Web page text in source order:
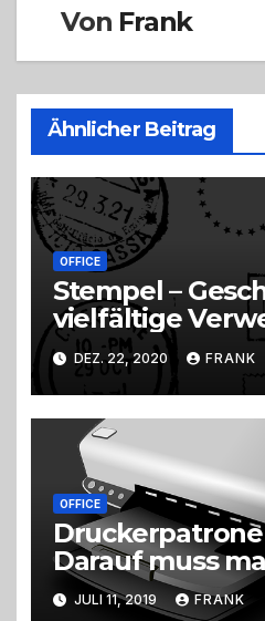
Von Frank
Ähnlicher Beitrag
OFFICE
Stempel –
vielfältige
DEZ. 22, 2020 FRANK
OFFICE
Darauf muss
JULI 11, 2019 FRANK